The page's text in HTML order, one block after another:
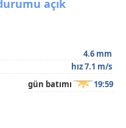
açık
4.6 mm
hız 7.1 m/s
gün batımı 19:59